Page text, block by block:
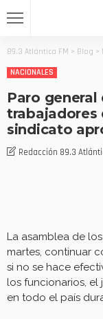
89.3 Atlántica FM > Blog >
NACIONALES
Paro
trabajadores
sindicato
Redacción 89.3
La asamblea de
martes, continuar
si no se hace
los funcionarios, el
en todo el país